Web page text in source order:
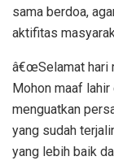
sama berdoa,
aktifitas
â€œSelamat hari
Mohon maaf
menguatkan
yang sudah
yang lebih baik